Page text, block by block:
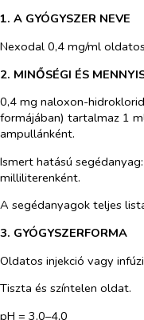
1. A GYÓGYSZER NEVE
Nexodal 0,4 mg/ml
2. MINŐSÉGI ÉS
0,4 mg naloxon-
formájában) tartalmaz 1
ampullánként.
Ismert hatású
milliliterenként.
A segédanyagok teljes
3. GYÓGYSZERFORMA
Oldatos injekció vagy
Tiszta és színtelen oldat.
pH = 3,0–4,0